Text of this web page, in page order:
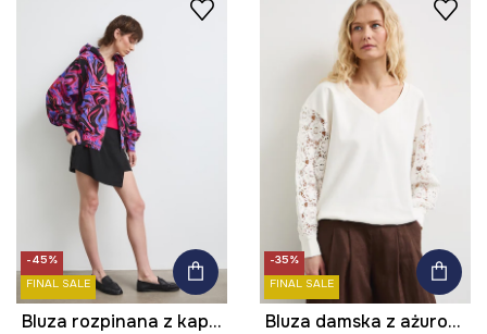
-45%
FINAL SALE
Bluza rozpinana z kapturem damska bawełniana
-35%
FINAL SALE
Bluza damska z ażurowymi wstawkami